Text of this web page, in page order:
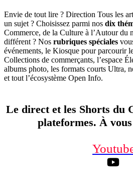
Envie de tout lire ? Direction Tous les
un sujet ? Choisissez parmi nos dix
Commerce, de la Culture à l’Autour du
différent ? Nos rubriques spéciales
événements, le Kiosque pour parcourir
Collections de commerçants, l’espace
albums photo, les formats courts Ultra,
et tout l’écosystème Open Info.
Le direct et les Shorts du
plateformes. À